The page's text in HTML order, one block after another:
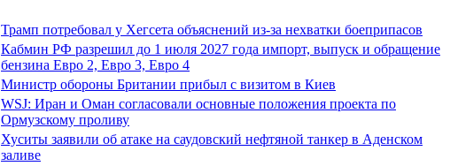
Трамп потребовал у Хегсета объяснений из-за нехватки боеприпасов
Кабмин РФ разрешил до 1 июля 2027 года импорт, выпуск и обращение
бензина Евро 2, Евро 3, Евро 4
Министр обороны Британии прибыл с визитом в Киев
WSJ: Иран и Оман согласовали основные положения проекта по
Ормузскому проливу
Хуситы заявили об атаке на саудовский нефтяной танкер в Аденском
заливе